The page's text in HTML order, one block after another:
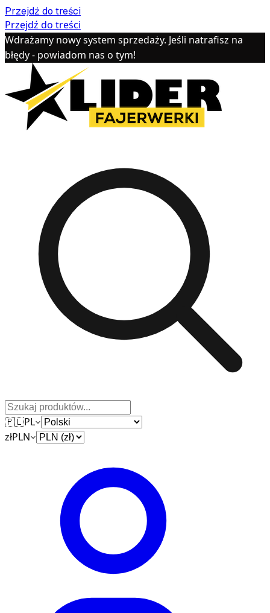
Przejdź do treści
Przejdź do treści
Wdrażamy nowy system sprzedaży. Jeśli natrafisz na
błędy - powiadom nas o tym!
🇵🇱PL
złPLN